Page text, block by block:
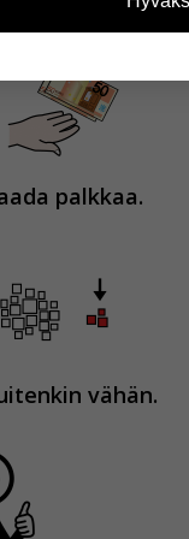
palkkaa.
vähän.
esimerkiksi
kuitenkaan kerää
Voit valita,